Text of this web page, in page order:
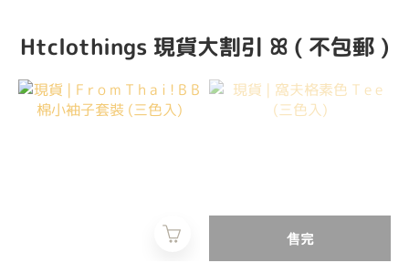
Htclothings 現貨大割引 ꕤ ( 不包郵 )
售完